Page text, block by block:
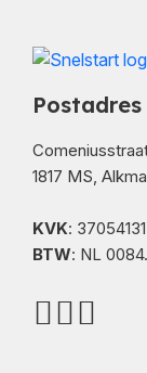
Postadres
1817 MS,
KVK: 37054131
BTW: NL